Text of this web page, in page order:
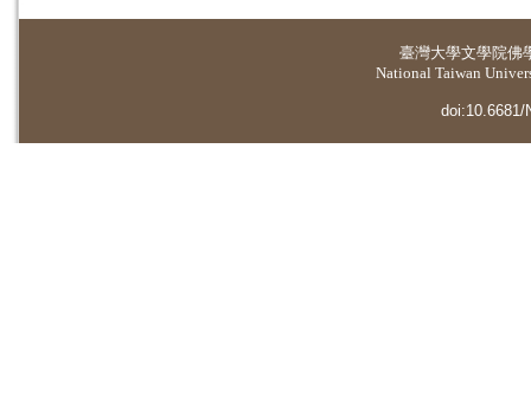
臺灣大學文學院佛
National Taiwan
doi:10.6681/